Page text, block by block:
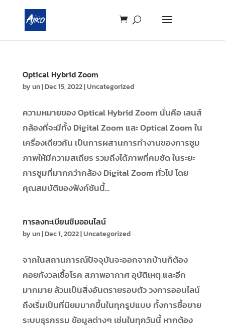
Optical Hybrid Zoom
byun|Dec 15, 2022|Uncategorized
ความหมายของ Optical Hybrid Zoom นั่นคือ เลนส์
กล้องที่จะมีทั้ง Digital Zoom และ Optical Zoom ใน
เครื่องเดียวกัน เป็นการผสานการทำงานของการซูม
ภาพให้มีความสเถียร รวมถึงได้ภาพที่คมชัด ในระยะ
การซูมที่มากกว่ากล้อง Digital Zoom ทั่วไป โดย
คุณสมบัติของฟังก์ชันนี้...
การลงทะเบียนซิมออนไลน์
byun|Dec 1, 2022|Uncategorized
จากในสถานการณ์ปัจจุบันจะออกจากบ้านก็ต้อง
คอยกังวลเชื้อโรค สภาพอากาศ อุบัติเหตุ และอีก
มากมาย ล้วนเป็นสิ่งอันตรายรอบตัว วงการออนไลน์
ถึงเริ่มเป็นที่นิยมมากขึ้นในทุกรูปแบบ ทั้งการซื้อขาย
ระบบธุรกรรม ข้อมูลต่างๆ เช่นในทุกวันนี้ หากต้อง